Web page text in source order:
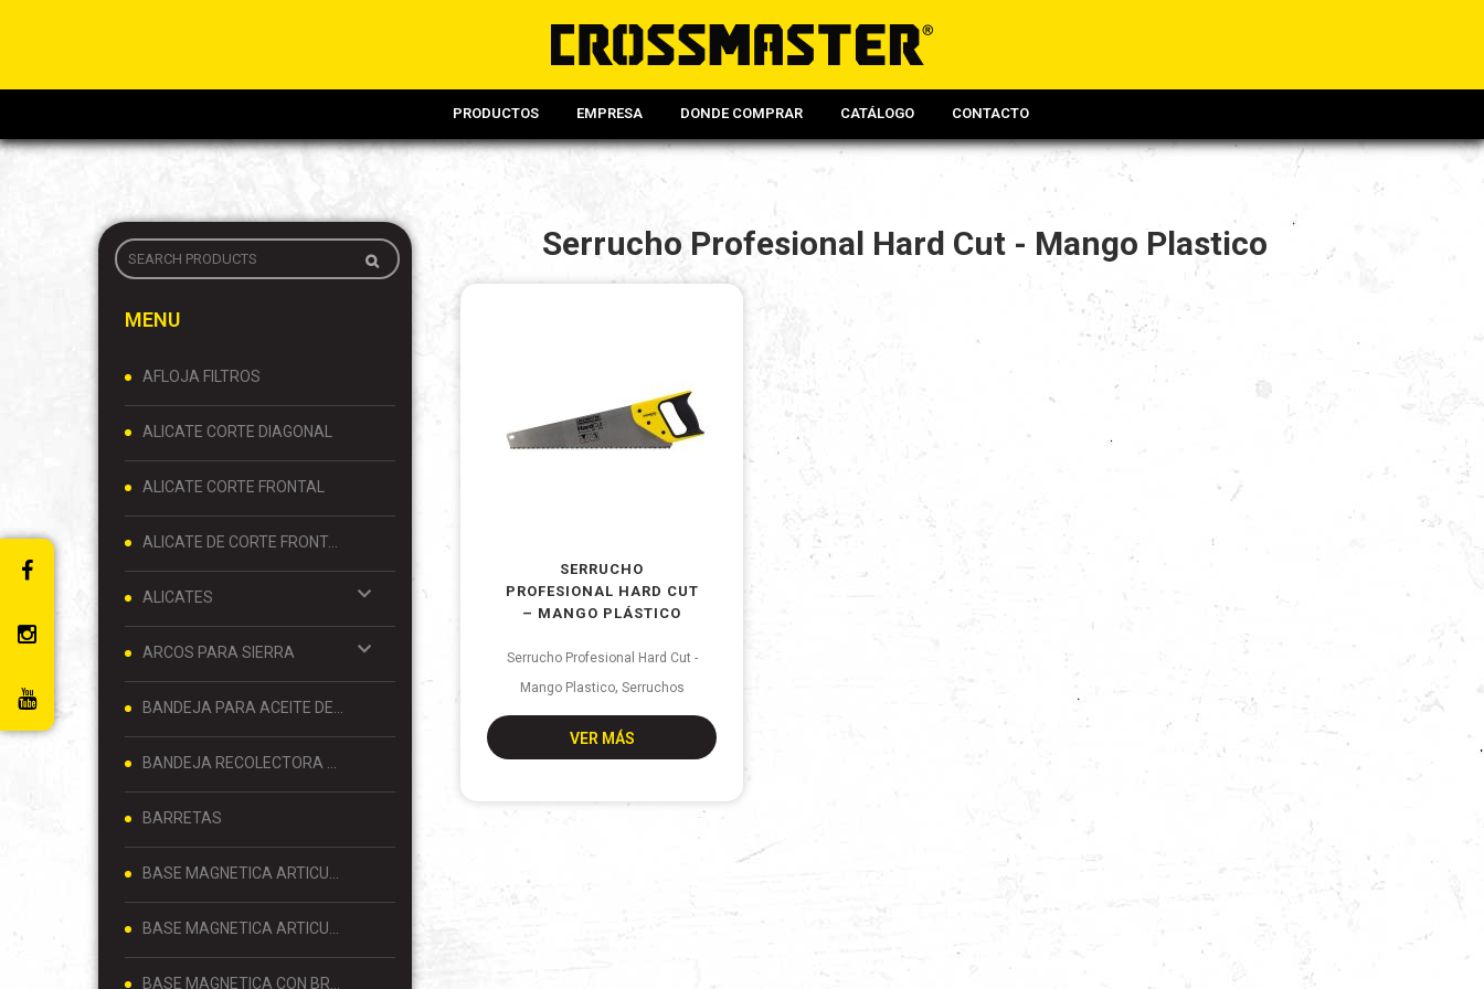
PRODUCTOS EMPRESA DONDE COMPRAR CATÁLOGO CONTACTO
MENU
AFLOJA FILTROS
ALICATE CORTE DIAGONAL
ALICATE CORTE FRONTAL
ALICATE DE CORTE FRONTAL 8 PULGADAS
ALICATES
ARCOS PARA SIERRA
BARRETAS
Serrucho Profesional Hard Cut - Mango Plastico
SERRUCHO
PROFESIONAL HARD CUT
– MANGO PLÁSTICO
Serrucho Profesional Hard Cut -
Mango Plastico, Serruchos
VER MÁS